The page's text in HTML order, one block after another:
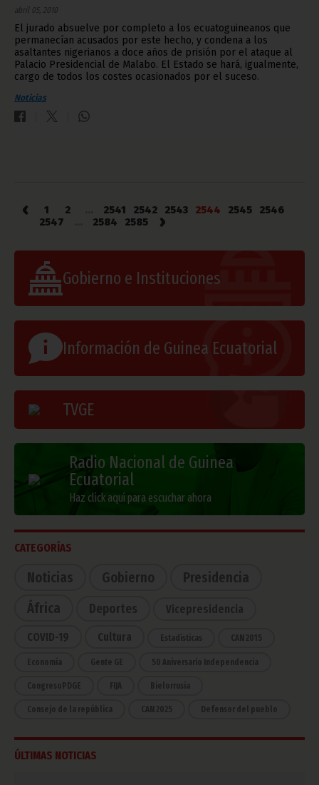
abril 05, 2010
El jurado absuelve por completo a los ecuatoguineanos que
permanecían acusados por este hecho, y condena a los
asaltantes nigerianos a doce años de prisión por el ataque al
Palacio Presidencial de Malabo. El Estado se hará, igualmente,
cargo de todos los costes ocasionados por el suceso.
Noticias
‹ 1 2 2541 2542 2543 2544 2545
2546
2547
2584 2585 ›
Gobierno e Instituciones
Información de Guinea Ecuatorial
TVGE
Radio Nacional de Guinea
Ecuatorial
Haz click aquí para escuchar ahora
CATEGORÍAS
Noticias Gobierno
Presidencia
África
Deportes Vicepresidencia
COVID-19 Cultura Estadísticas CAN 2015
Economía Gente GE 50 Aniversario Independencia
CongresoPDGE FIJA Bielorrusia
Consejo de la república CAN 2025 Defensor del pueblo
ÚLTIMAS NOTICIAS